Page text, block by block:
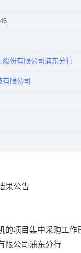
股份有限公司浦东分行
有限公司
果公告
的项目集中采购工作
限公司浦东分行